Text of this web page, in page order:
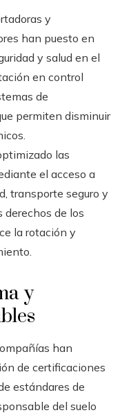
y
han puesto en
y salud en el
en control
de
permiten disminuir
las
el acceso a
transporte seguro y
derechos de los
la rotación y
y
han
de certificaciones
estándares de
del suelo